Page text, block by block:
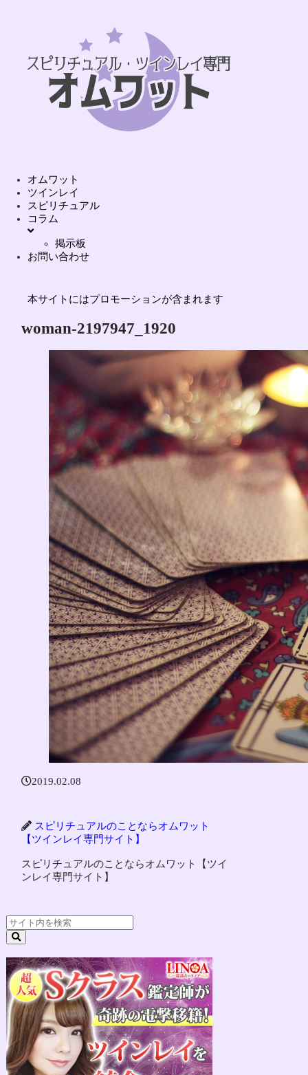
オムワット
ツインレイ
スピリチュアル
コラム
掲示板
お問い合わせ
本サイトにはプロモーションが含まれます
woman-2197947_1920
2019.02.08
スピリチュアルのことならオムワット
【ツインレイ専門サイト】
スピリチュアルのことならオムワット【ツイ
ンレイ専門サイト】